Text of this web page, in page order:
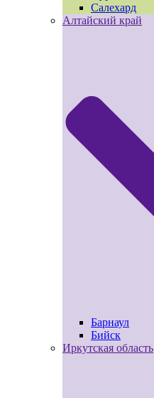
Салехард
Алтайский край
Барнаул
Бийск
Иркутская область